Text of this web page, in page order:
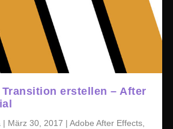
erstellen – After
| März 30, 2017 |Adobe After Effects